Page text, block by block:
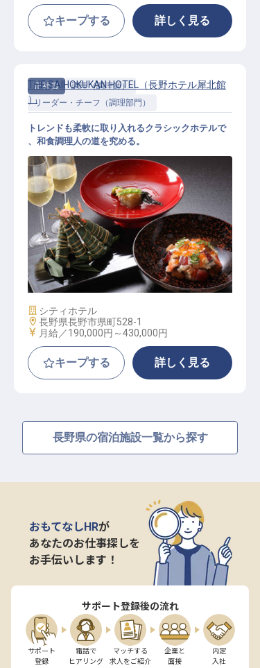
キープする 詳しく見る
正社員
調理（調理師）
リーダー・チーフ（調理部門）
和食調理リーダー候補（県庁付近の
観光エリア／寮費1.3万円）
THE SAIHOKUKAN HOTEL（長野ホテル犀北館
）
トレンドも柔軟に取り入れるクラシックホテルで
、和食調理人の道を究める。
施設業態
シティホテル
勤務地
長野県長野市県町528-1
給与
月給／190,000円～430,000円
キープする 詳しく見る
長野県の宿泊施設一覧から探す
おもてなしHRが
あなたのお仕事探しを
お手伝いします！
サポート登録後の流れ
サポート
登録
電話で
ヒアリング
マッチする
求人をご紹介
企業と
面接
内定
入社